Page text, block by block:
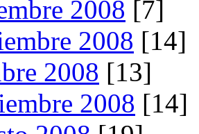
2008 [7]
2008 [14]
2008 [13]
2008 [14]